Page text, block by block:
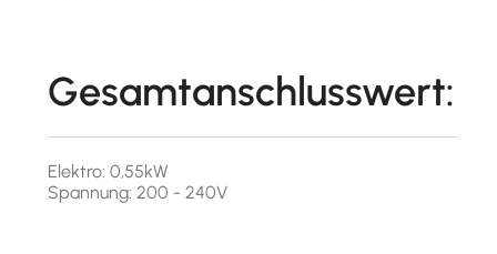
Gesamtanschlusswert:
Elektro: 0,55kW
Spannung: 200 - 240V